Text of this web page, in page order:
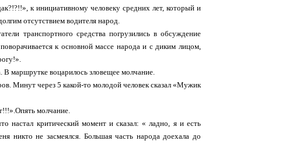
к инициативному человеку средних лет, который и
отсутствием водителя народ.
транспортного средства погрузились в обсуждение
к основной массе народа и с диким лицом,
В маршрутке воцарилось зловещее молчание.
Минут через 5 какой-то молодой человек сказал «Мужик
молчание.
критический момент и сказал: « ладно, я и есть
никто не засмеялся. Большая часть народа доехала до